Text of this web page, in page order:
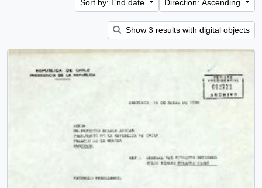
Sort by: End date
Direction: Ascending
Show 3 results with digital objects